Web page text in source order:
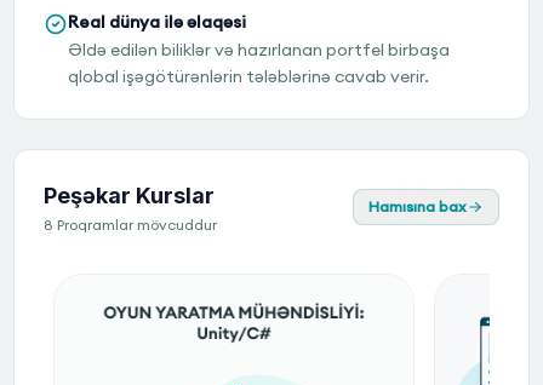
Real dünya ilə əlaqəsi
Əldə edilən biliklər və hazırlanan portfel birbaşa
qlobal işəgötürənlərin tələblərinə cavab verir.
Peşəkar Kurslar
8 Proqramlar mövcuddur
Hamısına bax